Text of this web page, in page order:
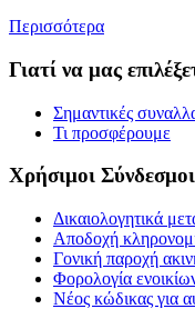
Περισσότερα
Γιατί να μας
Σημαντικές
Τι προσφέρουμε
Χρήσιμοι Σύνδεσμοι
Δικαιολογητικά
Αποδοχή
Γονική παροχή
Φορολογία
Νέος κώδικας για